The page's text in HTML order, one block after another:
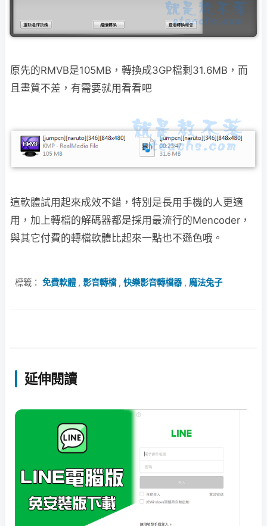
原先的RMVB是105MB，轉換成3GP檔剩31.6MB，而
且畫質不差，有需要就用看看吧
這軟體試用起來成效不錯，特別是長用手機的人更適
用，加上轉檔的解碼器都是採用最流行的Mencoder，
與其它付費的轉檔軟體比起來一點也不遜色哦。
標籤： 免費軟體, 影音轉檔, 快樂影音轉檔器, 魔法兔子
延伸閱讀